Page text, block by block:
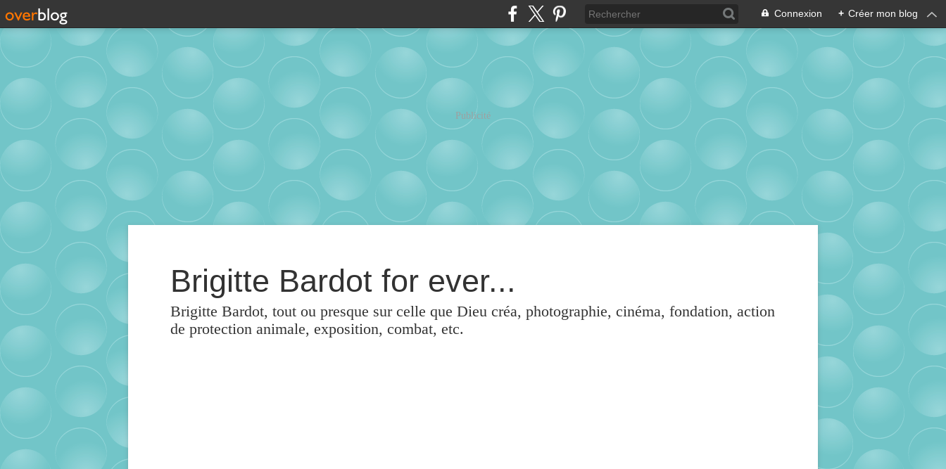
Connexion + Créer mon blog
Publicité
Brigitte Bardot for ever...
Brigitte Bardot, tout ou presque sur celle que Dieu créa, photographie, cinéma, fondation, action
de protection animale, exposition, combat, etc.